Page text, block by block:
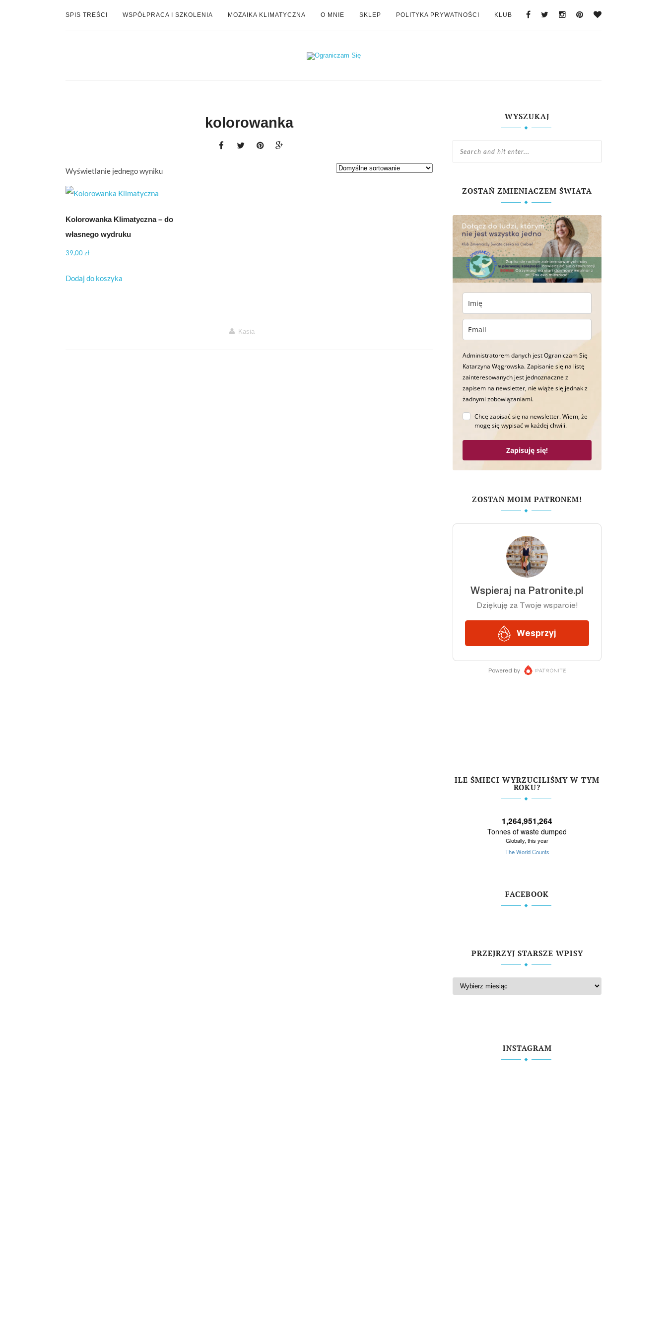
SPIS TREŚCI WSPÓŁPRACA I SZKOLENIA MOZAIKA KLIMATYCZNA O MNIE SKLEP POLITYKA PRYWATNOŚCI KLUB
kolorowanka
Wyświetlanie jednego wyniku
Kolorowanka Klimatyczna – do
własnego wydruku
39,00zł
Dodaj do koszyka
Kasia
WYSZUKAJ
ZOSTAŃ ZMIENIACZEM ŚWIATA
Administratorem danych jest Ograniczam Się
Katarzyna Wągrowska. Zapisanie się na listę
zainteresowanych jest jednoznaczne z
zapisem na newsletter, nie wiąże się jednak z
żadnymi zobowiązaniami.
Chcę zapisać się na newsletter. Wiem, że
mogę się wypisać w każdej chwili.
Zapisuję się!
ZOSTAŃ MOIM PATRONEM!
ILE ŚMIECI WYRZUCILIŚMY W TYM
ROKU?
FACEBOOK
PRZEJRZYJ STARSZE WPISY
INSTAGRAM